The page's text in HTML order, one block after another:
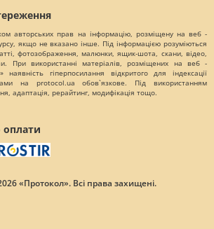
авторських прав на інформацію, розміщену на веб -
якщо не вказано інше. Під інформацією розуміються
фотозображення, малюнки, ящик-шота, скани, відео,
При використанні матеріалів, розміщених на веб -
наявність гіперпосилання відкритого для індексації
на protocol.ua обов`язкове. Під використанням
адаптація, рерайтинг, модифікація тощо.
«Протокол». Всі права захищені.